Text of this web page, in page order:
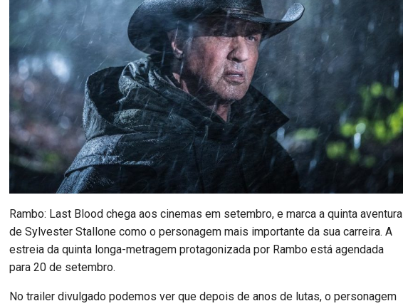
Rambo: Last Blood chega aos cinemas em setembro, e marca a quinta aventura
de Sylvester Stallone como o personagem mais importante da sua carreira. A
estreia da quinta longa-metragem protagonizada por Rambo está agendada
para 20 de setembro.
No trailer divulgado podemos ver que depois de anos de lutas, o personagem